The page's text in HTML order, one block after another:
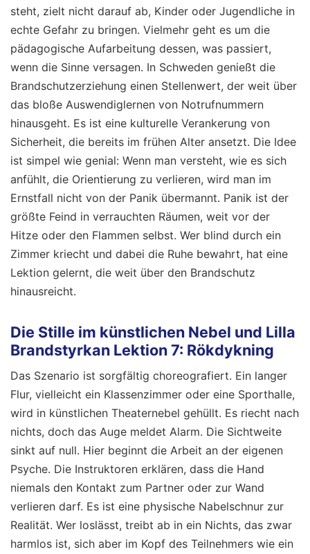
steht, zielt nicht darauf ab, Kinder oder Jugendliche in
echte Gefahr zu bringen. Vielmehr geht es um die
pädagogische Aufarbeitung dessen, was passiert,
wenn die Sinne versagen. In Schweden genießt die
Brandschutzerziehung einen Stellenwert, der weit über
das bloße Auswendiglernen von Notrufnummern
hinausgeht. Es ist eine kulturelle Verankerung von
Sicherheit, die bereits im frühen Alter ansetzt. Die Idee
ist simpel wie genial: Wenn man versteht, wie es sich
anfühlt, die Orientierung zu verlieren, wird man im
Ernstfall nicht von der Panik übermannt. Panik ist der
größte Feind in verrauchten Räumen, weit vor der
Hitze oder den Flammen selbst. Wer blind durch ein
Zimmer kriecht und dabei die Ruhe bewahrt, hat eine
Lektion gelernt, die weit über den Brandschutz
hinausreicht.
Die Stille im künstlichen Nebel und Lilla
Brandstyrkan Lektion 7: Rökdykning
Das Szenario ist sorgfältig choreografiert. Ein langer
Flur, vielleicht ein Klassenzimmer oder eine Sporthalle,
wird in künstlichen Theaternebel gehüllt. Es riecht nach
nichts, doch das Auge meldet Alarm. Die Sichtweite
sinkt auf null. Hier beginnt die Arbeit an der eigenen
Psyche. Die Instruktoren erklären, dass die Hand
niemals den Kontakt zum Partner oder zur Wand
verlieren darf. Es ist eine physische Nabelschnur zur
Realität. Wer loslässt, treibt ab in ein Nichts, das zwar
harmlos ist, sich aber im Kopf des Teilnehmers wie ein